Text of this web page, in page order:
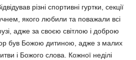
різні спортивні гуртки, секції
якого любили та пова­жали всі
адже за своєю світлою і доброю
був Божою дитиною, адже з малих
і Божого слова. Кожної неді­лі